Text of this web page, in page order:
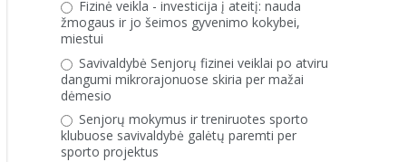
Fizinė veikla - investicija į ateitį: nauda
žmogaus ir jo šeimos gyvenimo kokybei,
miestui
Savivaldybė Senjorų fizinei veiklai po atviru
dangumi mikrorajonuose skiria per mažai
dėmesio
Senjorų mokymus ir treniruotes sporto
klubuose savivaldybė galėtų paremti per
sporto projektus